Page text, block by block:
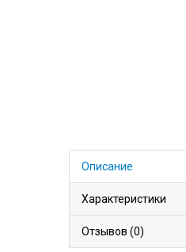
Описание
Характеристики
Отзывов (0)